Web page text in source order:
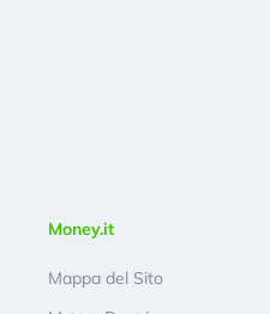
Money.it
Mappa del Sito